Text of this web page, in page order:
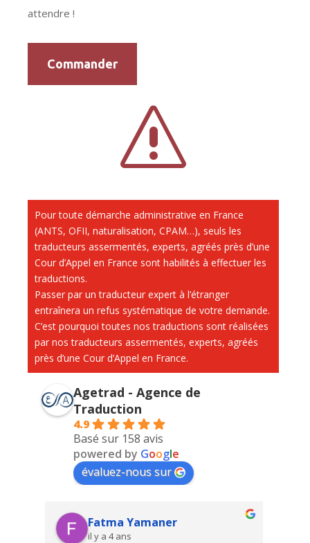
attendre !
Commander
s
Pour toute démarche administrative en France
(ANTS, OFII, naturalisation, CPAM…), seuls les
traducteurs assermentés, experts, agréés près d’une
Cour d’Appel en France sont habilités à effectuer les
traductions.
Passer par un traducteur expert à l’étranger
entraînera un refus systématique de votre demande.
C’est pourquoi toutes nos traductions sont réalisées
par nos traducteurs assermentés, experts, agréés
près d’une Cour d’Appel en France.
Agetrad - Agence de
Traduction
4.9
Basé sur 158 avis
powered by Google
évaluez-nous sur
Fatma Yamaner
il y a 4 ans